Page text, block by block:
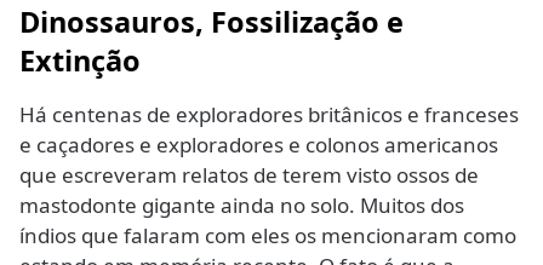
Dinossauros, Fossilização e
Extinção
Há centenas de exploradores britânicos e franceses
e caçadores e exploradores e colonos americanos
que escreveram relatos de terem visto ossos de
mastodonte gigante ainda no solo. Muitos dos
índios que falaram com eles os mencionaram como